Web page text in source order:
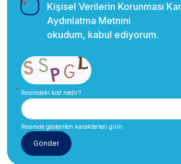
Kişisel Verilerin Korunması
Aydınlatma Metnini
okudum, kabul ediyorum.
Resimdeki kod nedir?
Resimde gösterilen karakterleri girin.